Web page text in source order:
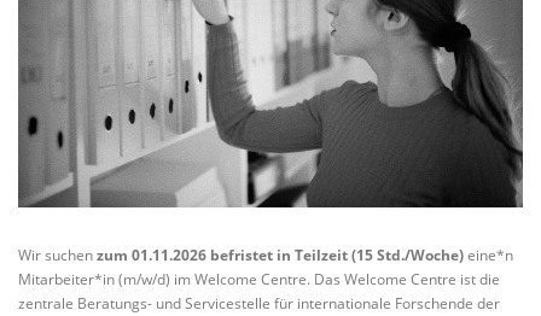
Wir suchenzum 01.11.2026 befristet in Teilzeit (15 Std./Woche)eine*n
Mitarbeiter*in (m/w/d) im Welcome Centre. Das Welcome Centre ist die
zentrale Beratungs- und Servicestelle für internationale Forschende der